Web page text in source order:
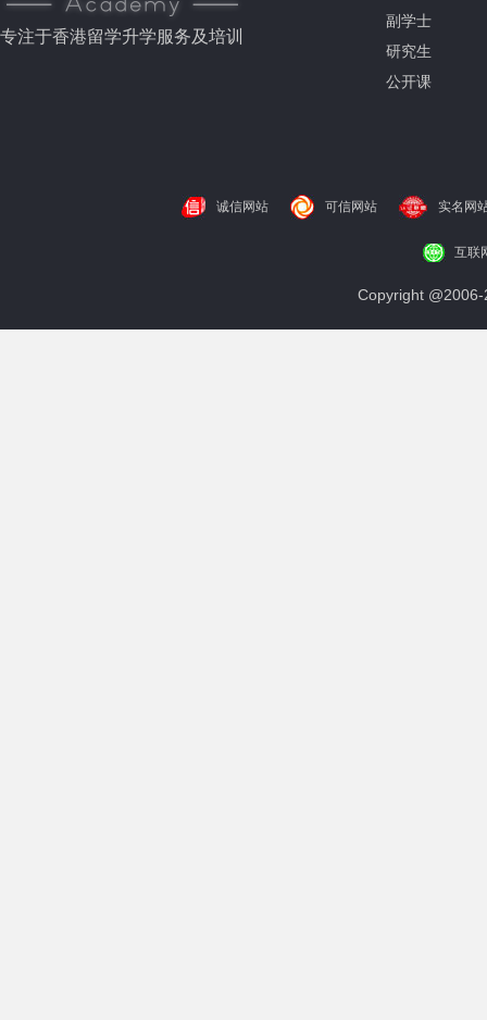
专注于香港留学升学服务及培训
副学士
研究生
公开课
诚信网站 可信网站 实名网
互联
Copyright